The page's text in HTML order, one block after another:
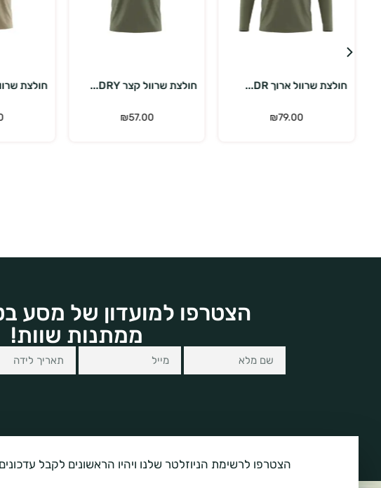
חולצת שרוול קצר DRY...
₪57.00
חולצת שרוול קצר DRY...
₪57.00
הצטרפו למועדון של מסע
ממתנות שוות!
הצטרפו לרשימת הניוזלטר שלנו ויהיו הראשונים לקבל